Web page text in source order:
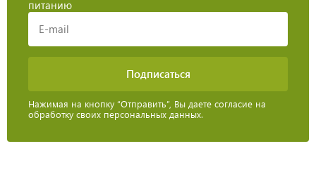
питанию
Нажимая на кнопку “Отправить”, Вы даете согласие на
обработку своих персональных данных.